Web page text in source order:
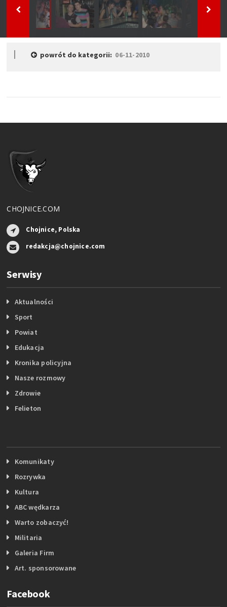
powrót do kategorii: 06-11-2010
CHOJNICE.COM
Chojnice, Polska
redakcja@chojnice.com
Serwisy
Aktualności
Sport
Powiat
Edukacja
Kronika policyjna
Nasze rozmowy
Zdrowie
Felieton
Komunikaty
Rozrywka
Kultura
ABC wędkarza
Warto zobaczyć!
Militaria
Galeria Firm
Art. sponsorowane
Facebook